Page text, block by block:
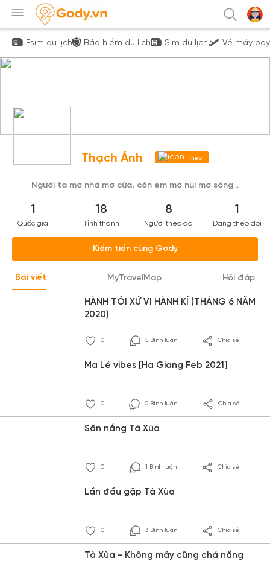
Esim du lịch Bảo hiểm du lịch Sim du lịch Vé máy bay
Thạch Ánh
Theo
Người ta mơ nhà mơ cửa, còn em mơ núi mơ sông...
1
Quốc gia
18
Tỉnh thành
8
Người theo dõi
1
Đang theo dõi
Kiếm tiền cùng Gody
Bài viết MyTravelMap Hỏi đáp
HÀNH TỎI XỨ VI HÀNH KÍ (THÁNG 6 NĂM
2020)
0 5 Bình luận Chia sẻ
Ma Lé vibes [Ha Giang Feb 2021]
0 0 Bình luận Chia sẻ
Săn nắng Tà Xùa
0 1 Bình luận Chia sẻ
Lần đầu gặp Tà Xùa
0 3 Bình luận Chia sẻ
Tà Xùa - Không mây cũng chả nắng